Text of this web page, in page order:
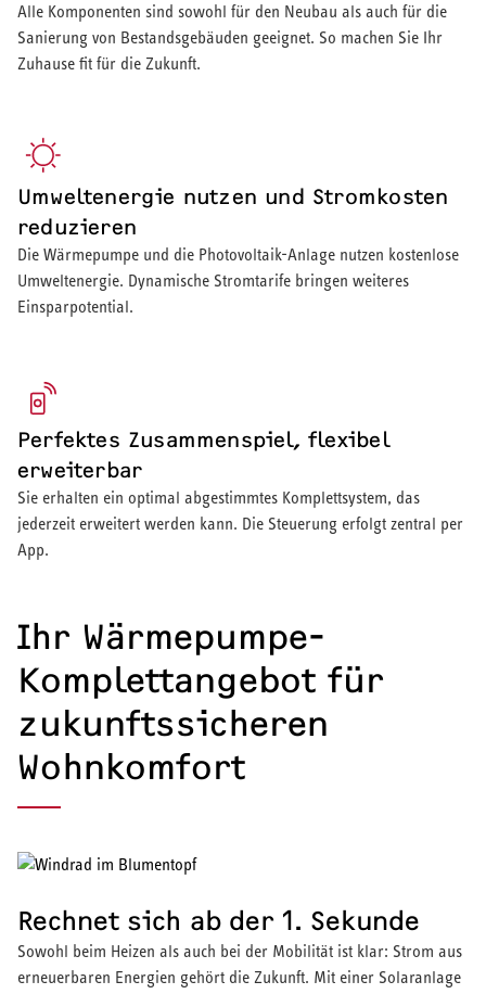
Alle Komponenten sind sowohl für den Neubau als auch für die
Sanierung von Bestandsgebäuden geeignet. So machen Sie Ihr
Zuhause fit für die Zukunft.
Umweltenergie nutzen und Stromkosten
reduzieren
Die Wärmepumpe und die Photovoltaik-Anlage nutzen kostenlose
Umweltenergie. Dynamische Stromtarife bringen weiteres
Einsparpotential.
Perfektes Zusammenspiel, flexibel
erweiterbar
Sie erhalten ein optimal abgestimmtes Komplettsystem, das
jederzeit erweitert werden kann. Die Steuerung erfolgt zentral per
App.
Ihr Wärmepumpe-
Komplettangebot für
zukunftssicheren
Wohnkomfort
Rechnet sich ab der 1. Sekunde
Sowohl beim Heizen als auch bei der Mobilität ist klar: Strom aus
erneuerbaren Energien gehört die Zukunft. Mit einer Solaranlage